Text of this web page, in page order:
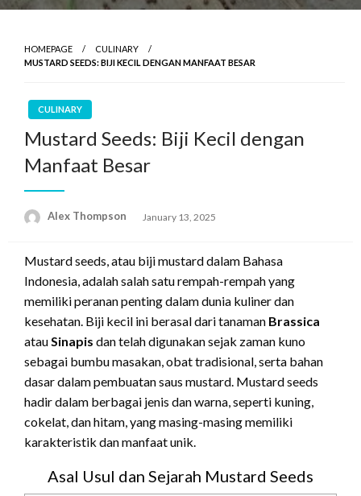
HOMEPAGE
CULINARY
MUSTARD SEEDS: BIJI KECIL DENGAN MANFAAT BESAR
CULINARY
Mustard Seeds: Biji Kecil dengan
Manfaat Besar
Alex Thompson
Posted
January 13, 2025
Mustard seeds, atau biji mustard dalam Bahasa
Indonesia, adalah salah satu rempah-rempah yang
memiliki peranan penting dalam dunia kuliner dan
kesehatan. Biji kecil ini berasal dari tanaman Brassica
atauSinapis dan telah digunakan sejak zaman kuno
sebagai bumbu masakan, obat tradisional, serta bahan
dasar dalam pembuatan saus mustard. Mustard seeds
hadir dalam berbagai jenis dan warna, seperti kuning,
cokelat, dan hitam, yang masing-masing memiliki
karakteristik dan manfaat unik.
Asal Usul dan Sejarah Mustard Seeds